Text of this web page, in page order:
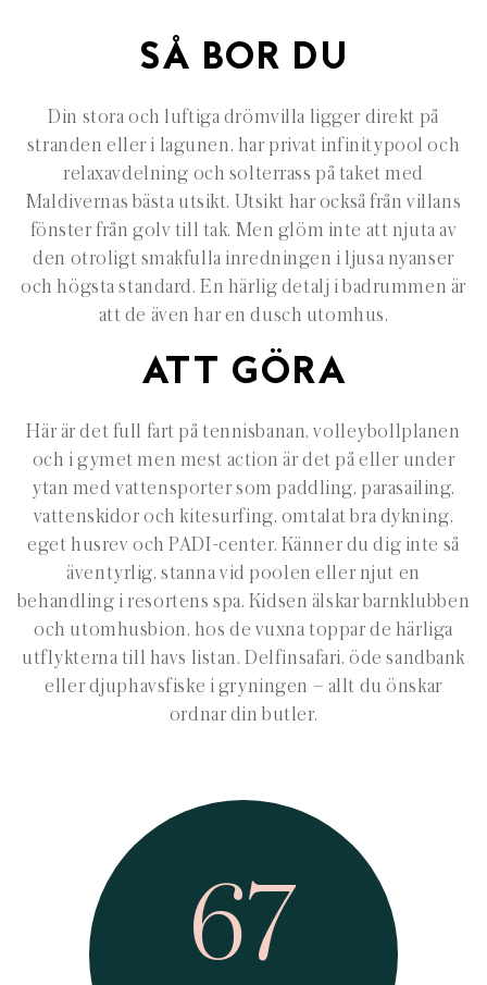
SÅ BOR DU
Din stora och luftiga drömvilla ligger direkt på
stranden eller i lagunen, har privat infinitypool och
relaxavdelning och solterrass på taket med
Maldivernas bästa utsikt. Utsikt har också från villans
fönster från golv till tak. Men glöm inte att njuta av
den otroligt smakfulla inredningen i ljusa nyanser
och högsta standard. En härlig detalj i badrummen är
att de även har en dusch utomhus.
ATT GÖRA
Här är det full fart på tennisbanan, volleybollplanen
och i gymet men mest action är det på eller under
ytan med vattensporter som paddling, parasailing,
vattenskidor och kitesurfing, omtalat bra dykning,
eget husrev och PADI-center. Känner du dig inte så
äventyrlig, stanna vid poolen eller njut en
behandling i resortens spa. Kidsen älskar barnklubben
och utomhusbion, hos de vuxna toppar de härliga
utflykterna till havs listan. Delfinsafari, öde sandbank
eller djuphavsfiske i gryningen – allt du önskar
ordnar din butler.
67